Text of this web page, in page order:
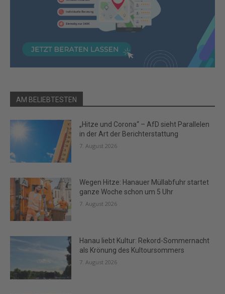
AM BELIEBTESTEN
„Hitze und Corona“ – AfD sieht Parallelen
in der Art der Berichterstattung
7. August 2026
Wegen Hitze: Hanauer Müllabfuhr startet
ganze Woche schon um 5 Uhr
7. August 2026
Hanau liebt Kultur: Rekord-Sommernacht
als Krönung des Kultoursommers
7. August 2026